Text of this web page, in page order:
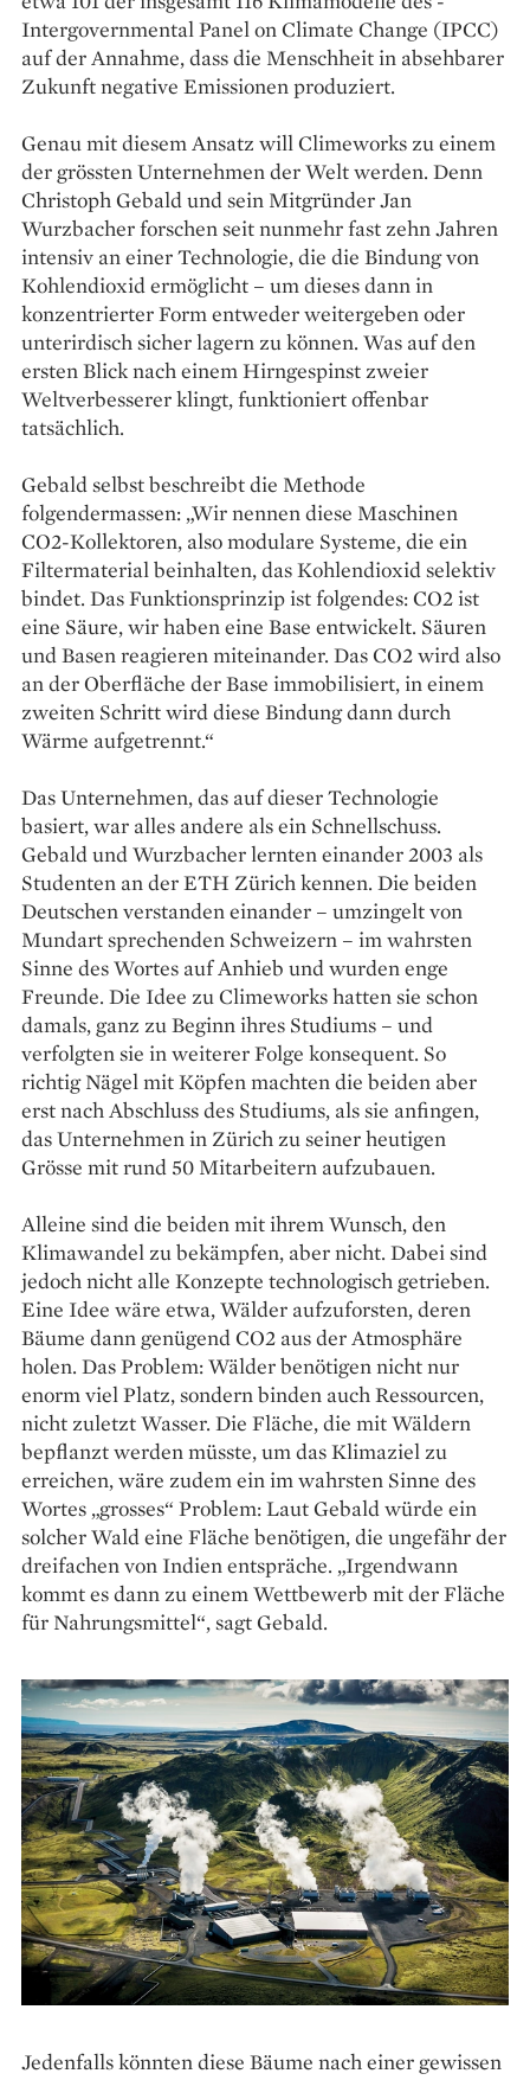
Intergovernmental Panel on Climate ­Change (IPCC)
auf der Annahme, dass die Menschheit in absehbarer
Zukunft negative Emissionen produziert.
Genau mit diesem Ansatz will Clime­works zu einem
der grössten ­Unternehmen der Welt werden. Denn
Christoph Gebald und sein Mitgründer Jan
Wurzbacher forschen seit nunmehr fast zehn Jahren
intensiv an einer Technologie, die die Bindung von
Kohlendioxid ermöglicht – um dieses dann in
konzentrierter Form entweder weitergeben oder
unterirdisch sicher lagern zu können. Was auf den
ersten Blick nach einem Hirngespinst zweier
Weltverbesserer klingt, funktioniert ­offenbar
tatsächlich.
Gebald selbst beschreibt die Methode
folgendermassen: „Wir nennen diese Maschinen
CO2-Kollektoren, also modulare Systeme, die ein
Filter­material beinhalten, das Kohlendioxid selektiv
bindet. Das Funktionsprinzip ist folgendes: CO2 ist
eine Säure, wir haben eine Base entwickelt. Säuren
und Basen reagieren miteinander. Das CO2 wird also
an der Oberfläche der Base immobilisiert, in einem
zweiten Schritt wird diese Bindung dann durch
Wärme aufgetrennt.“
Das Unternehmen, das auf ­dieser Technologie
basiert, war alles andere als ein Schnellschuss.
Gebald und Wurzbacher lernten einander 2003 als
Studenten an der ETH Zürich kennen. Die beiden
Deutschen verstanden einander – umzingelt von
Mundart sprechenden Schweizern – im wahrsten
Sinne des Wortes auf Anhieb und wurden enge
Freunde. Die Idee zu Climeworks hatten sie schon
damals, ganz zu Beginn ihres Studiums – und
verfolgten sie in weiterer Folge konsequent. So
richtig Nägel mit Köpfen ­machten die beiden aber
erst nach ­Abschluss des Studiums, als sie an­fingen,
das Unternehmen in Zürich zu seiner heutigen
Grösse mit rund 50 Mitarbeitern aufzubauen.
Alleine sind die beiden mit ihrem Wunsch, den
Klimawandel zu bekämpfen, aber nicht. Dabei sind
jedoch nicht alle Konzepte technologisch getrieben.
Eine Idee wäre etwa, Wälder aufzuforsten, deren
Bäume dann genügend CO2 aus der Atmosphäre
holen. Das Problem: Wälder benötigen nicht nur
enorm viel Platz, sondern binden auch Ressourcen,
nicht zuletzt Wasser. Die Fläche, die mit Wäldern
bepflanzt werden müsste, um das Klimaziel zu
erreichen, wäre zudem ein im wahrsten Sinne des
Wortes „grosses“ Problem: Laut Gebald würde ein
solcher Wald eine Fläche benötigen, die ungefähr der
dreifachen von Indien entspräche. „Irgendwann
kommt es dann zu einem Wettbewerb mit der Fläche
für Nahrungsmittel“, sagt Gebald.
Jedenfalls könnten diese Bäume nach einer gewissen